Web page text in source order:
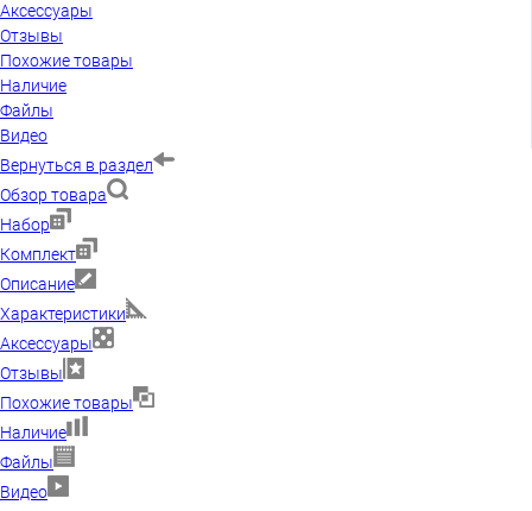
Аксессуары
Отзывы
Похожие товары
Наличие
Файлы
Видео
Вернуться в раздел
Обзор товара
Набор
Комплект
Описание
Характеристики
Аксессуары
Отзывы
Похожие товары
Наличие
Файлы
Видео